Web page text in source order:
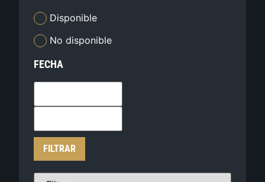
Disponible
No disponible
FECHA
FILTRAR